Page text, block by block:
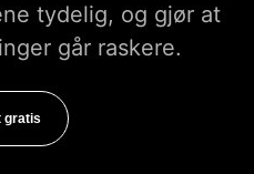
tydelig, og gjør at
går raskere.
gratis